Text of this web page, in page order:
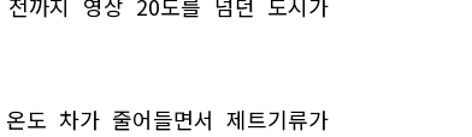
도 차가 줄어들면서 제트기류가